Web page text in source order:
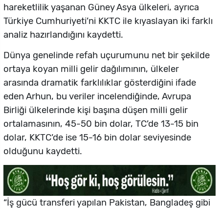
hareketlilik yaşanan Güney Asya ülkeleri, ayrıca
Türkiye Cumhuriyeti’ni KKTC ile kıyaslayan iki farklı
analiz hazırlandığını kaydetti.
Dünya genelinde refah uçurumunu net bir şekilde
ortaya koyan milli gelir dağılımının, ülkeler
arasında dramatik farklılıklar gösterdiğini ifade
eden Arhun, bu veriler incelendiğinde, Avrupa
Birliği ülkelerinde kişi başına düşen milli gelir
ortalamasının, 45-50 bin dolar, TC’de 13-15 bin
dolar, KKTC’de ise 15-16 bin dolar seviyesinde
olduğunu kaydetti.
“İş gücü transferi yapılan Pakistan, Bangladeş gibi